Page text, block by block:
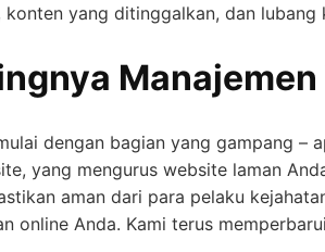
konten yang ditinggalkan, dan lubang
dengan bagian yang gampang –
yang mengurus website laman
aman dari para pelaku
online Anda. Kami terus